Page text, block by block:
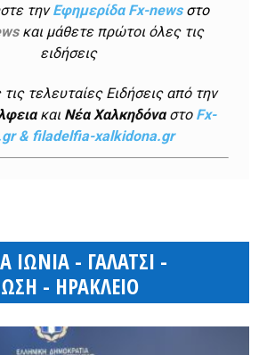
τηνΕφημερίδα Fx-newsστο
και μάθετε πρώτοι όλες τις
ειδήσεις
τελευταίες Ειδήσεις από την
και Νέα Χαλκηδόναστο Fx-
& filadelfia-xalkidona.gr
ΙΩΝΙΑ - ΓΑΛΑΤΣΙ -
- ΗΡΑΚΛΕΙΟ